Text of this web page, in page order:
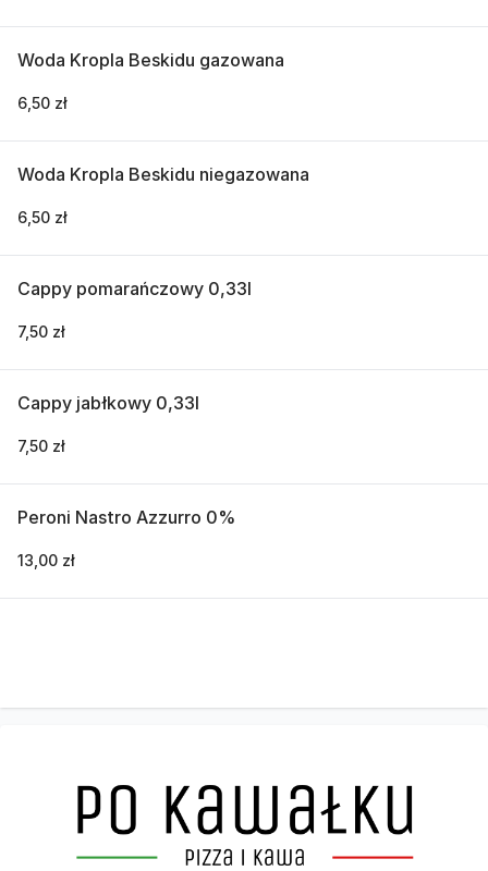
Woda Kropla Beskidu gazowana
6,50 zł
Woda Kropla Beskidu niegazowana
6,50 zł
Cappy pomarańczowy 0,33l
7,50 zł
Cappy jabłkowy 0,33l
7,50 zł
Peroni Nastro Azzurro 0%
13,00 zł